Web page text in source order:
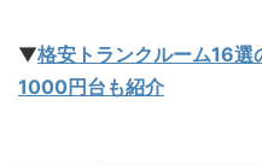
▼格安トランクルーム16選
1000円台も紹介